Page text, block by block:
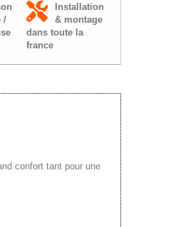
/
Installation
& montage
dans toute la
france
confort tant pour une